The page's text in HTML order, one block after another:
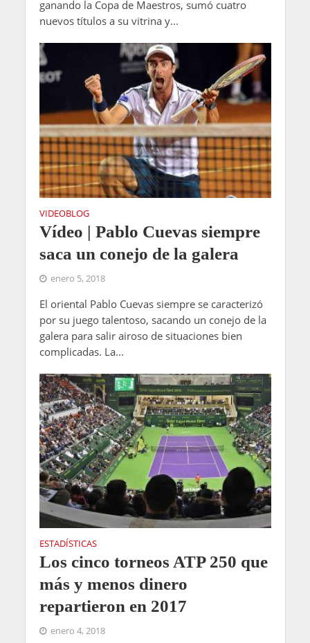
ganando la Copa de Maestros, sumó cuatro
nuevos títulos a su vitrina y...
VIDEOBLOG
Vídeo | Pablo Cuevas siempre
saca un conejo de la galera
enero 5, 2018
El oriental Pablo Cuevas siempre se caracterizó
por su juego talentoso, sacando un conejo de la
galera para salir airoso de situaciones bien
complicadas. La...
ESTADÍSTICAS
Los cinco torneos ATP 250 que
más y menos dinero
repartieron en 2017
enero 4, 2018